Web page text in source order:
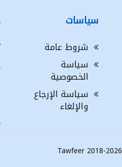
سياسات
شروط عامة
سياسة
الخصوصية
سياسة الإرجاع
والإلغاء
Tawfeer 2018-2026